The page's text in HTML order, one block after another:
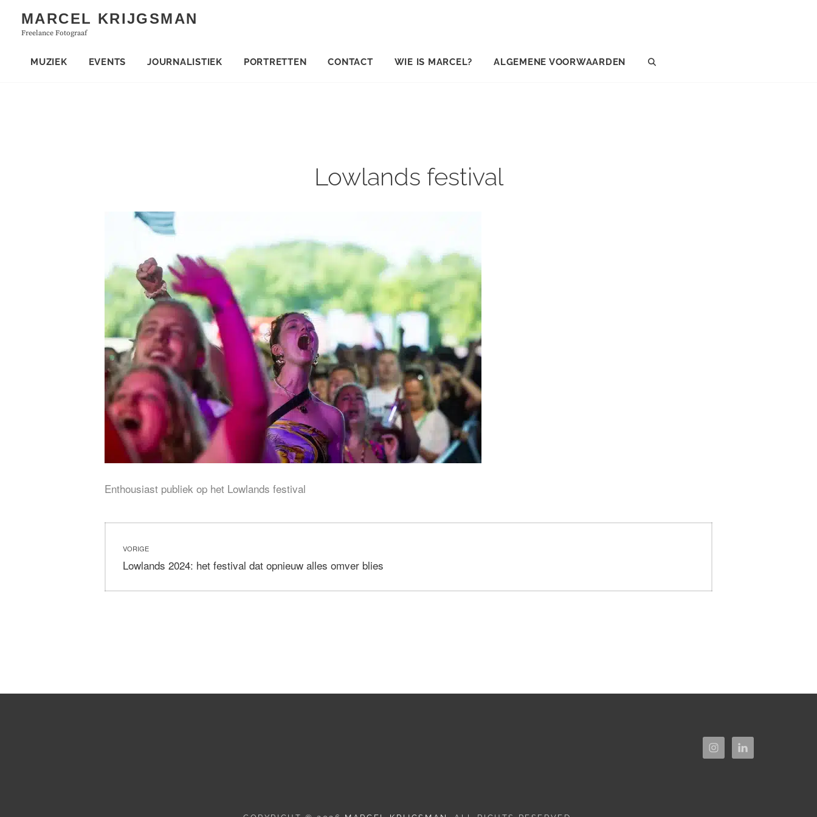
content
MARCEL KRIJGSMAN
Freelance Fotograaf
MUZIEK EVENTS JOURNALISTIEK PORTRETTEN CONTACT WIE IS MARCEL? ALGEMENE VOORWAARDEN
Lowlands festival
Enthousiast publiek op het Lowlands festival
navigatie
VORIGE
Vorig
Lowlands 2024: het festival dat opnieuw alles omver blies